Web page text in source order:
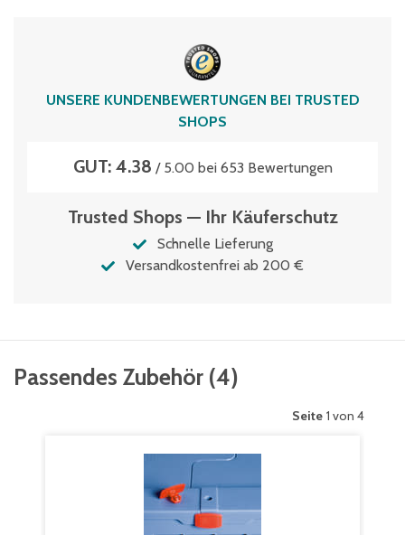
36 Liter
UNSERE KUNDENBEWERTUNGEN BEI TRUSTED
SHOPS
GUT: 4.38 / 5.00 bei 653 Bewertungen
Trusted Shops — Ihr Käuferschutz
Schnelle Lieferung
Versandkostenfrei ab 200 €
Passendes Zubehör (4)
Seite 1 von 4